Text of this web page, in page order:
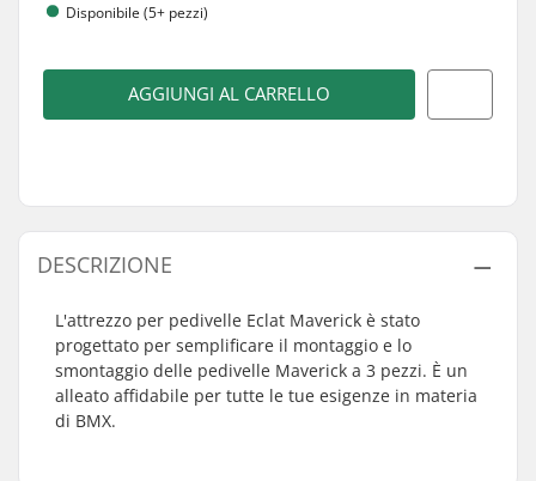
Disponibile (5+ pezzi)
AGGIUNGI AL CARRELLO
DESCRIZIONE
L'attrezzo per pedivelle Eclat Maverick è stato
progettato per semplificare il montaggio e lo
smontaggio delle pedivelle Maverick a 3 pezzi. È un
alleato affidabile per tutte le tue esigenze in materia
di BMX.